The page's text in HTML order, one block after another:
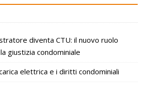
diventa CTU: il nuovo ruolo
giustizia condominiale
elettrica e i diritti condominiali